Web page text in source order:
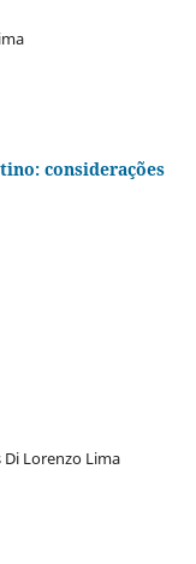
considerações
Di Lorenzo Lima